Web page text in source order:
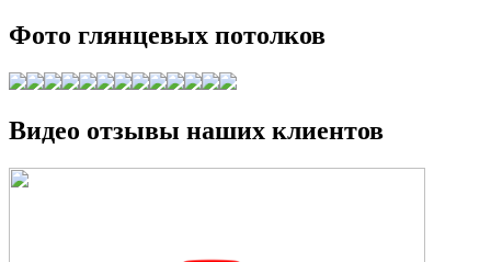
Фото глянцевых потолков
Видео отзывы наших клиентов